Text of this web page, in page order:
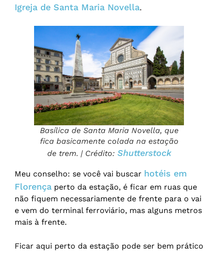
Igreja de Santa Maria Novella.
Basílica de Santa Maria Novella, que
fica basicamente colada na estação
de trem. | Crédito: Shutterstock
Meu conselho: se você vai buscar hotéis em
Florença perto da estação, é ficar em ruas que
não fiquem necessariamente de frente para o vai
e vem do terminal ferroviário, mas alguns metros
mais à frente.
Ficar aqui perto da estação pode ser bem prático